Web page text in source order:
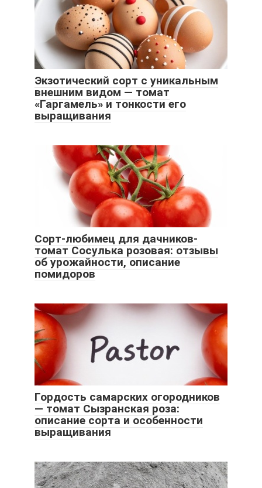
Экзотический сорт с уникальным
внешним видом — томат
«Гаргамель» и тонкости его
выращивания
Сорт-любимец для дачников-
томат Сосулька розовая: отзывы
об урожайности, описание
помидоров
Гордость самарских огородников
— томат Сызранская роза:
описание сорта и особенности
выращивания